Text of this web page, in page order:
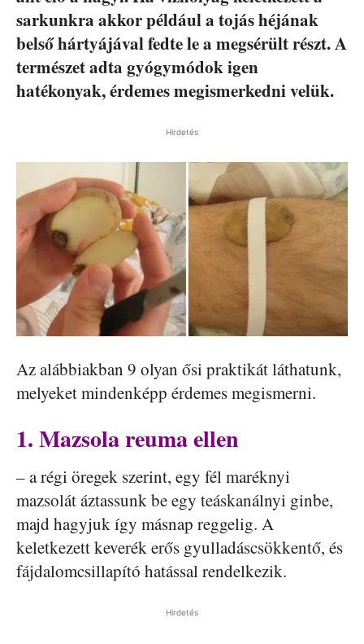
sarkunkra akkor például a tojás héjának
belső hártyájával fedte le a megsérült részt. A
természet adta gyógymódok igen
hatékonyak, érdemes megismerkedni velük.
Hirdetés
Az alábbiakban 9 olyan ősi praktikát láthatunk,
melyeket mindenképp érdemes megismerni.
1. Mazsola reuma ellen
– a régi öregek szerint, egy fél maréknyi
mazsolát áztassunk be egy teáskanálnyi ginbe,
majd hagyjuk így másnap reggelig. A
keletkezett keverék erős gyulladáscsökkentő, és
fájdalomcsillapító hatással rendelkezik.
Hirdetés